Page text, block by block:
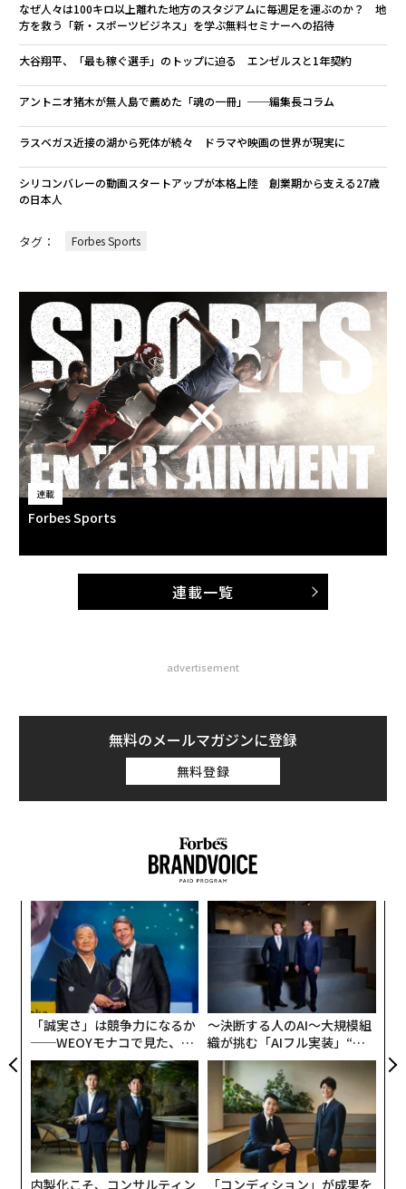
なぜ人々は100キロ以上離れた地方のスタジアムに毎週足を運ぶのか？ 地
方を救う「新・スポーツビジネス」を学ぶ無料セミナーへの招待
大谷翔平、「最も稼ぐ選手」のトップに迫る エンゼルスと1年契約
アントニオ猪木が無人島で薦めた「魂の一冊」──編集長コラム
ラスベガス近接の湖から死体が続々 ドラマや映画の世界が現実に
シリコンバレーの動画スタートアップが本格上陸 創業期から支える27歳
の日本人
タグ： Forbes Sports
連載
Forbes Sports
連載一覧
advertisement
無料のメールマガジンに登録
無料登録
「誠実さ」は競争力になるか
──WEOYモナコで見た、く
ら寿司の経営哲学
〜決断する人のAI〜大規模組
織が挑む「AIフル実装」“使
う”企業から“動く”企業へ【N
TTドコモビジネス×PwC】
内製化こそ、コンサルティン 「コンディション」が成果を